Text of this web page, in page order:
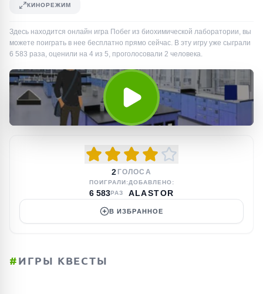
КИНОРЕЖИМ
Здесь находится онлайн игра Побег из биохимической лаборатории, вы
можете поиграть в нее бесплатно прямо сейчас. В эту игру уже сыграли
6 583 раза, оценили на 4 из 5, проголосовали 2 человека.
2 ГОЛОСА
ПОИГРАЛИ:
6 583РАЗ
ДОБАВЛЕНО:
ALASTOR
В ИЗБРАННОЕ
#ИГРЫ КВЕСТЫ